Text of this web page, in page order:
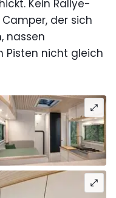
Kein Rallye-
Camper, der sich
nassen
Pisten nicht gleich